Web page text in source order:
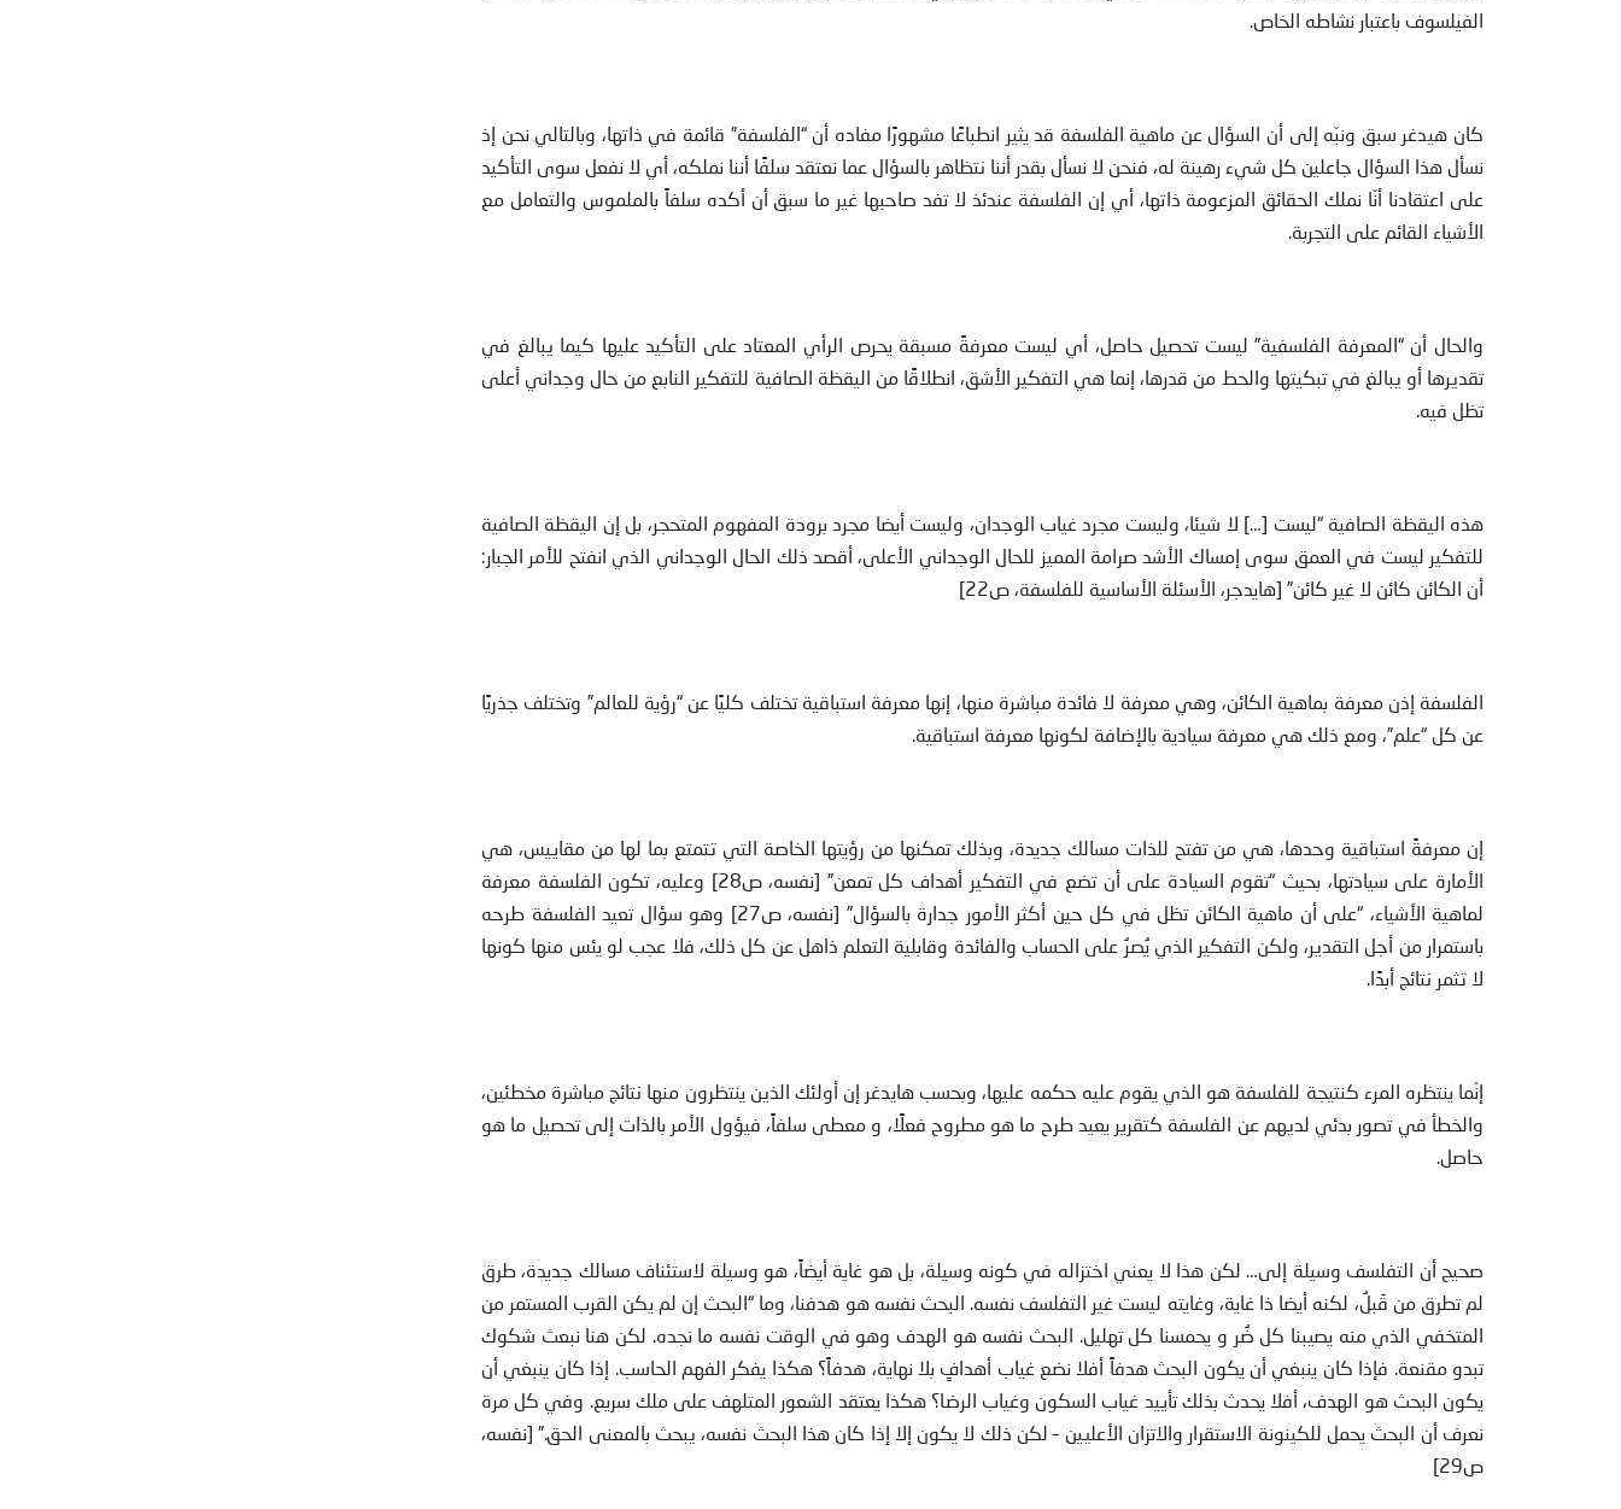
الفيلسوف باعتبار نشاطه الخاص.
كان هيدغر سبق ونبّه إلى أن السؤال عن ماهية الفلسفة قد يثير انطباعًا مشهورًا مفاده أن “الفلسفة” قائمة في ذاتها، وبالتالي نحن إذ
نسأل هذا السؤال جاعلين كل شيء رهينة له، فنحن لا نسأل بقدر أننا نتظاهر بالسؤال عما نعتقد سلفًا أننا نملكه، أي لا نفعل سوى التأكيد
على اعتقادنا أنّا نملك الحقائق المزعومة ذاتها، أي إن الفلسفة عندئذ لا تفد صاحبها غير ما سبق أن أكده سلفاً بالملموس والتعامل مع
الأشياء القائم على التجربة.
والحال أن “المعرفة الفلسفية” ليست تحصيل حاصل، أي ليست معرفةً مسبقة يحرص الرأي المعتاد على التأكيد عليها كيما يبالغ في
تقديرها أو يبالغ في تبكيتها والحط من قدرها، إنما هي التفكير الأشق، انطلاقًا من اليقظة الصافية للتفكير النابع من حال وجداني أعلى
تظل فيه.
هذه اليقظة الصافية “ليست […] لا شيئا، وليست مجرد غياب الوجدان، وليست أيضا مجرد برودة المفهوم المتحجر، بل إن اليقظة الصافية
للتفكير ليست في العمق سوى إمساك الأشد صرامة المميز للحال الوجداني الأعلى، أقصد ذلك الحال الوجداني الذي انفتح للأمر الجبار:
أن الكائن كائن لا غير كائن” [هايدجر، الأسئلة الأساسية للفلسفة، ص22]
الفلسفة إذن معرفة بماهية الكائن، وهي معرفة لا فائدة مباشرة منها، إنها معرفة استباقية تختلف كليًا عن “رؤية للعالم” وتختلف جذريًا
عن كل “علم”، ومع ذلك هي معرفة سيادية بالإضافة لكونها معرفة استباقية.
إن معرفةً استباقية وحدها، هي من تفتح للذات مسالك جديدة، وبذلك تمكنها من رؤيتها الخاصة التي تتمتع بما لها من مقاييس، هي
الأمارة على سيادتها، بحيث “تقوم السيادة على أن تضع في التفكير أهداف كل تمعن” [نفسه، ص28] وعليه، تكون الفلسفة معرفة
لماهية الأشياء، “على أن ماهية الكائن تظل في كل حين أكثر الأمور جدارة بالسؤال” [نفسه، ص27] وهو سؤال تعيد الفلسفة طرحه
باستمرار من أجل التقدير، ولكن التفكير الذي يُصرُ على الحساب والفائدة وقابلية التعلم ذاهل عن كل ذلك، فلا عجب لو يئس منها كونها
لا تثمر نتائج أبدًا.
إنّما ينتظره المرء كنتيجة للفلسفة هو الذي يقوم عليه حكمه عليها، وبحسب هايدغر إن أولئك الذين ينتظرون منها نتائج مباشرة مخطئين،
والخطأ في تصور بدئي لديهم عن الفلسفة كتقرير يعيد طرح ما هو مطروح فعلًا، و معطى سلفاً، فيؤول الأمر بالذات إلى تحصيل ما هو
حاصل.
صحيح أن التفلسف وسيلة إلى… لكن هذا لا يعني اختزاله في كونه وسيلة، بل هو غاية أيضاً، هو وسيلة لاستئناف مسالك جديدة، طرق
لم تطرق من قَبلُ، لكنه أيضا ذا غاية، وغايته ليست غير التفلسف نفسه. البحث نفسه هو هدفنا، وما “البحث إن لم يكن القرب المستمر من
المتخفي الذي منه يصيبنا كل ضُر و يحمسنا كل تهليل. البحث نفسه هو الهدف وهو في الوقت نفسه ما نجده. لكن هنا نبعث شكوك
تبدو مقنعة. فإذا كان ينبغي أن يكون البحث هدفاً أفلا نضع غياب أهدافٍ بلا نهاية، هدفاً؟ هكذا يفكر الفهم الحاسب. إذا كان ينبغي أن
يكون البحث هو الهدف، أفلا يحدث بذلك تأييد غياب السكون وغياب الرضا؟ هكذا يعتقد الشعور المتلهف على ملك سريع. وفي كل مرة
نعرف أن البحث يحمل للكينونة الاستقرار والاتزان الأعليين – لكن ذلك لا يكون إلا إذا كان هذا البحث نفسه، يبحث بالمعنى الحق.” [نفسه،
ص29]